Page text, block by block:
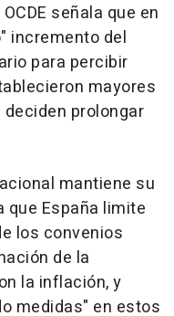
señala que en
incremento del
para percibir
mayores
prolongar
mantiene su
que España limite
los convenios
de la
la inflación, y
medidas" en estos